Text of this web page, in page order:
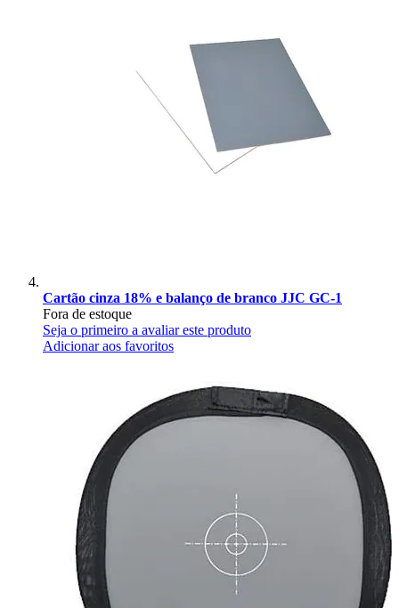
Cartão cinza 18% e balanço de branco JJC GC-1
Fora de estoque
Seja o primeiro a avaliar este produto
Adicionar aos favoritos